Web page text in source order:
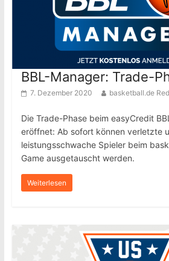
BBL-Manager: Trade-
7. Dezember 2020 basketball.de
Die Trade-Phase beim easyCredit
eröffnet: Ab sofort können verletzte
leistungsschwache Spieler beim
Game ausgetauscht werden.
Weiterlesen